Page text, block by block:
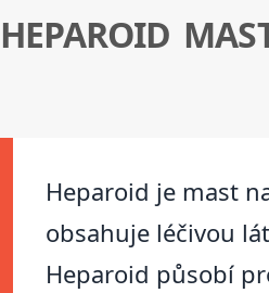
HEPAROID
Heparoid je mast
obsahuje léčivou
Heparoid působí